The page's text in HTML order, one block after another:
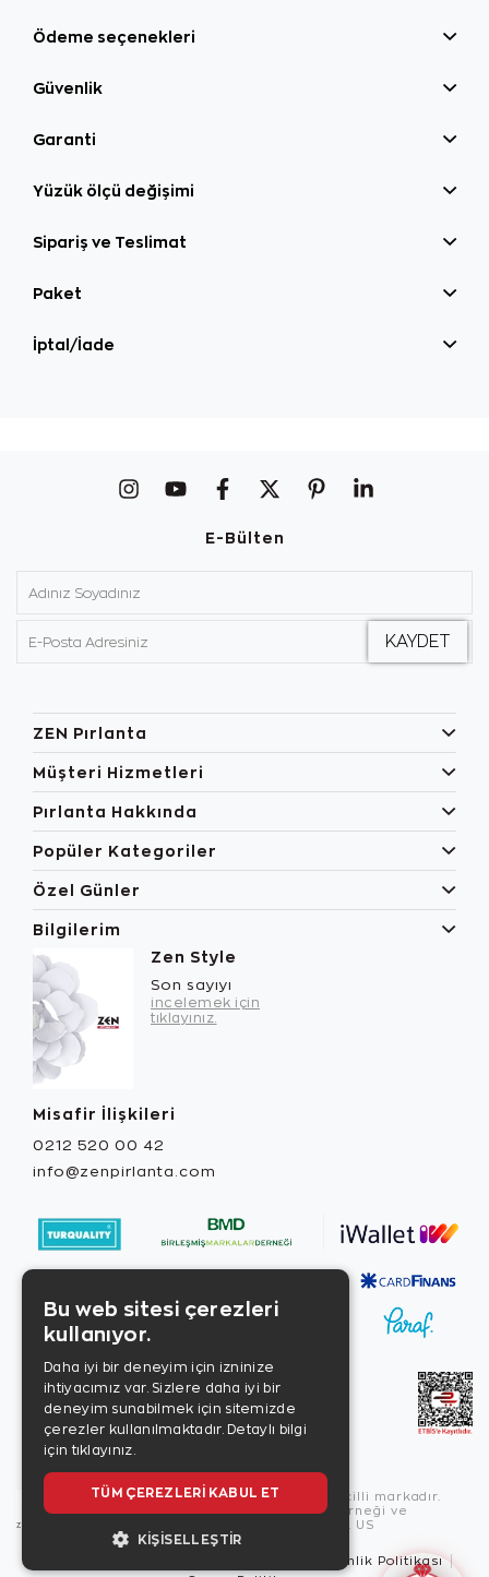
Ödeme seçenekleri
Güvenlik
Garanti
Yüzük ölçü değişimi
Sipariş ve Teslimat
Paket
İptal/İade
E-Bülten
ZEN Pırlanta
Müşteri Hizmetleri
Pırlanta Hakkında
Popüler Kategoriler
Özel Günler
Bilgilerim
Zen Style
Son sayıyı
incelemek için
tıklayınız.
Misafir İlişkileri
0212 520 00 42
info@zenpirlanta.com
Copyright © 2026, Zen Diamond tescilli markadır.
Zen Diamond Birleşmiş Markalar Derneği ve
Turquality Destek Programı üyesidir. US
Güvenlik Politikası
Bu web sitesi çerezleri
kullanıyor.
Daha iyi bir deneyim için izninize
ihtiyacımız var. Sizlere daha iyi bir
deneyim sunabilmek için sitemizde
çerezler kullanılmaktadır. Detaylı bilgi
için tıklayınız.
TÜM ÇEREZLERI KABUL ET
KIŞISELLEŞTIR